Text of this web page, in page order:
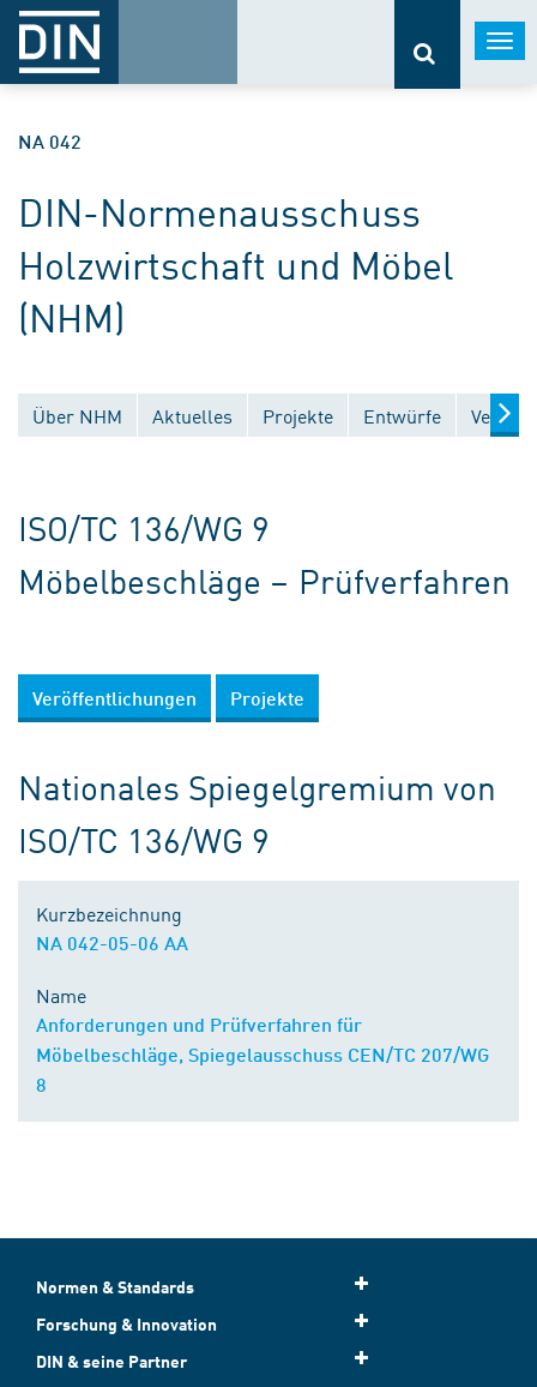
NA 042
DIN-Normenausschuss
Holzwirtschaft und Möbel
(NHM)
Über NHM Aktuelles Projekte Entwürfe
ISO/TC 136/WG 9
Möbelbeschläge – Prüfverfahren
Veröffentlichungen Projekte
Nationales Spiegelgremium von
ISO/TC 136/WG 9
Kurzbezeichnung
NA 042-05-06 AA
Name
Anforderungen und Prüfverfahren für
Möbelbeschläge, Spiegelausschuss CEN/TC 207/WG
8
Normen & Standards
Forschung & Innovation
DIN & seine Partner